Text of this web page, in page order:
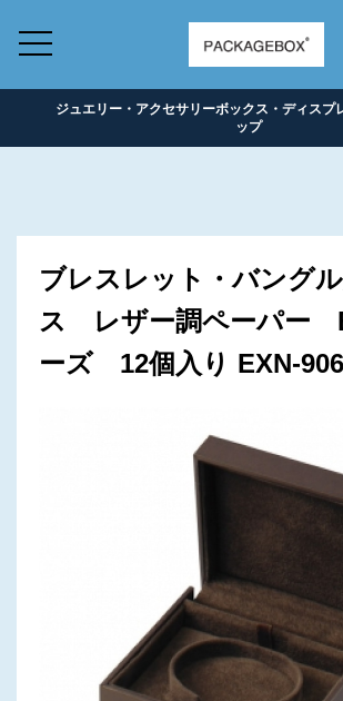
ジュエリー・アクセサリーボックス・ディスプ
ップ
ブレスレット・バング
ス レザー調ペーパー
ーズ 12個入り EXN-